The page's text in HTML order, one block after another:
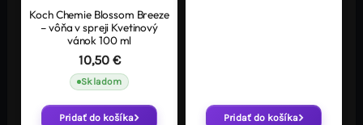
Koch Chemie Blossom Breeze
– vôňa v spreji Kvetinový
vánok 100 ml
10,50 €
Skladom
Pridať do košíka Pridať do košíka